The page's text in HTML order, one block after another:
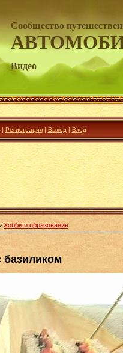
Сообщество
Видео
| Регистрация| Выход | Вход
Хобби и образование
базиликом